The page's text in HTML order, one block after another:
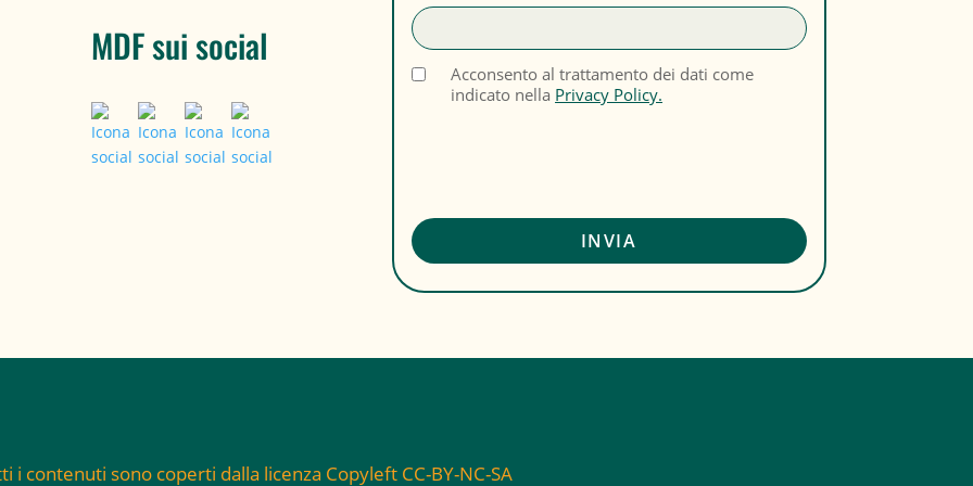
MDF sui social
Acconsento al trattamento dei dati come
indicato nella Privacy Policy.
i contenuti sono coperti dalla licenza Copyleft CC-BY-NC-SA